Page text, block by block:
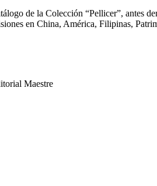
de la Colección “Pellicer”, antes
en China, América, Filipinas,
Maestre